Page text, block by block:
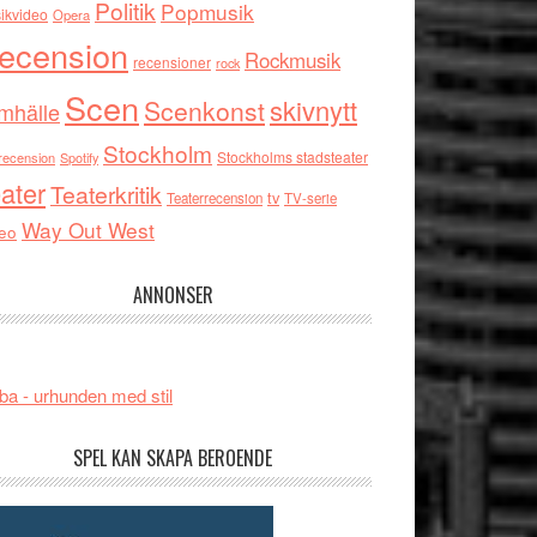
Opera Politik Popmusik
recensioner rock Rockmusik
Scen Scenkonstskivnytt
Spotify Stockholm Stockholms stadsteater
Teaterkritik Teaterrecension tv TV-serie
Way Out West
ANNONSER
- urhunden med stil
SPEL KAN SKAPA BEROENDE